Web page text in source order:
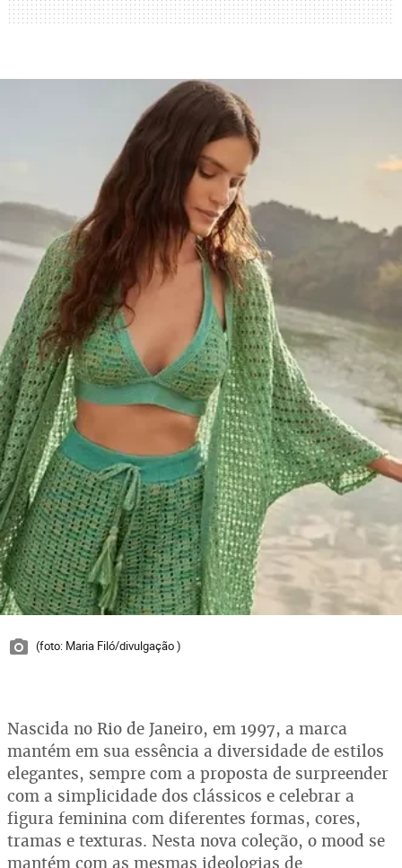
(foto: Maria Filó/divulgação )
Nascida no Rio de Janeiro, em 1997, a marca
mantém em sua essência a diversidade de estilos
elegantes, sempre com a proposta de surpreender
com a simplicidade dos clássicos e celebrar a
figura feminina com diferentes formas, cores,
tramas e texturas. Nesta nova coleção, o mood se
mantém com as mesmas ideologias de